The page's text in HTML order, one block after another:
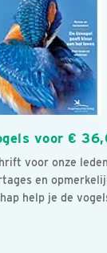
voor €
voor onze
en
help je de